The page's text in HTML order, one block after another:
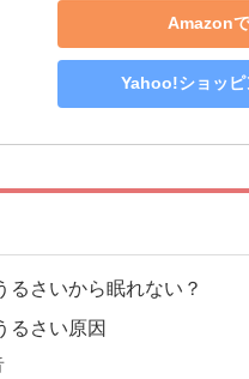
Amazon
Yahoo!ショッピ
るさいから眠れない？
るさい原因